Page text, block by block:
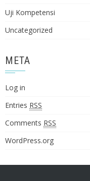
Uji Kompetensi
Uncategorized
META
Log in
Entries RSS
Comments RSS
WordPress.org